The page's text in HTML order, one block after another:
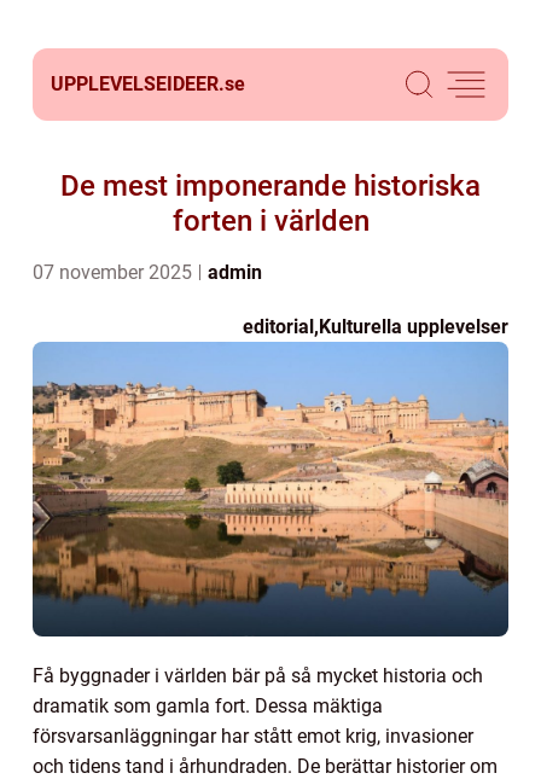
UPPLEVELSEIDEER.se
De mest imponerande historiska
forten i världen
07 november 2025 admin
editorial,Kulturella upplevelser
Få byggnader i världen bär på så mycket historia och
dramatik som gamla fort. Dessa mäktiga
försvarsanläggningar har stått emot krig, invasioner
och tidens tand i århundraden. De berättar historier om